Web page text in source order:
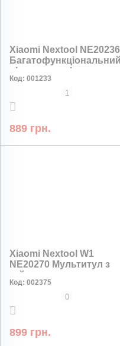
Xiaomi Nextool NE20236
Багатофункціональний
ліхтарик-радіо з
механічною зарядкою
100 лм, 950 мАг, 13 год
Код: 001233
1
889 грн.
Xiaomi Nextool W1
NE20270 Мультитул з
гайковим ключем та
набором бітів
Код: 002375
0
899 грн.